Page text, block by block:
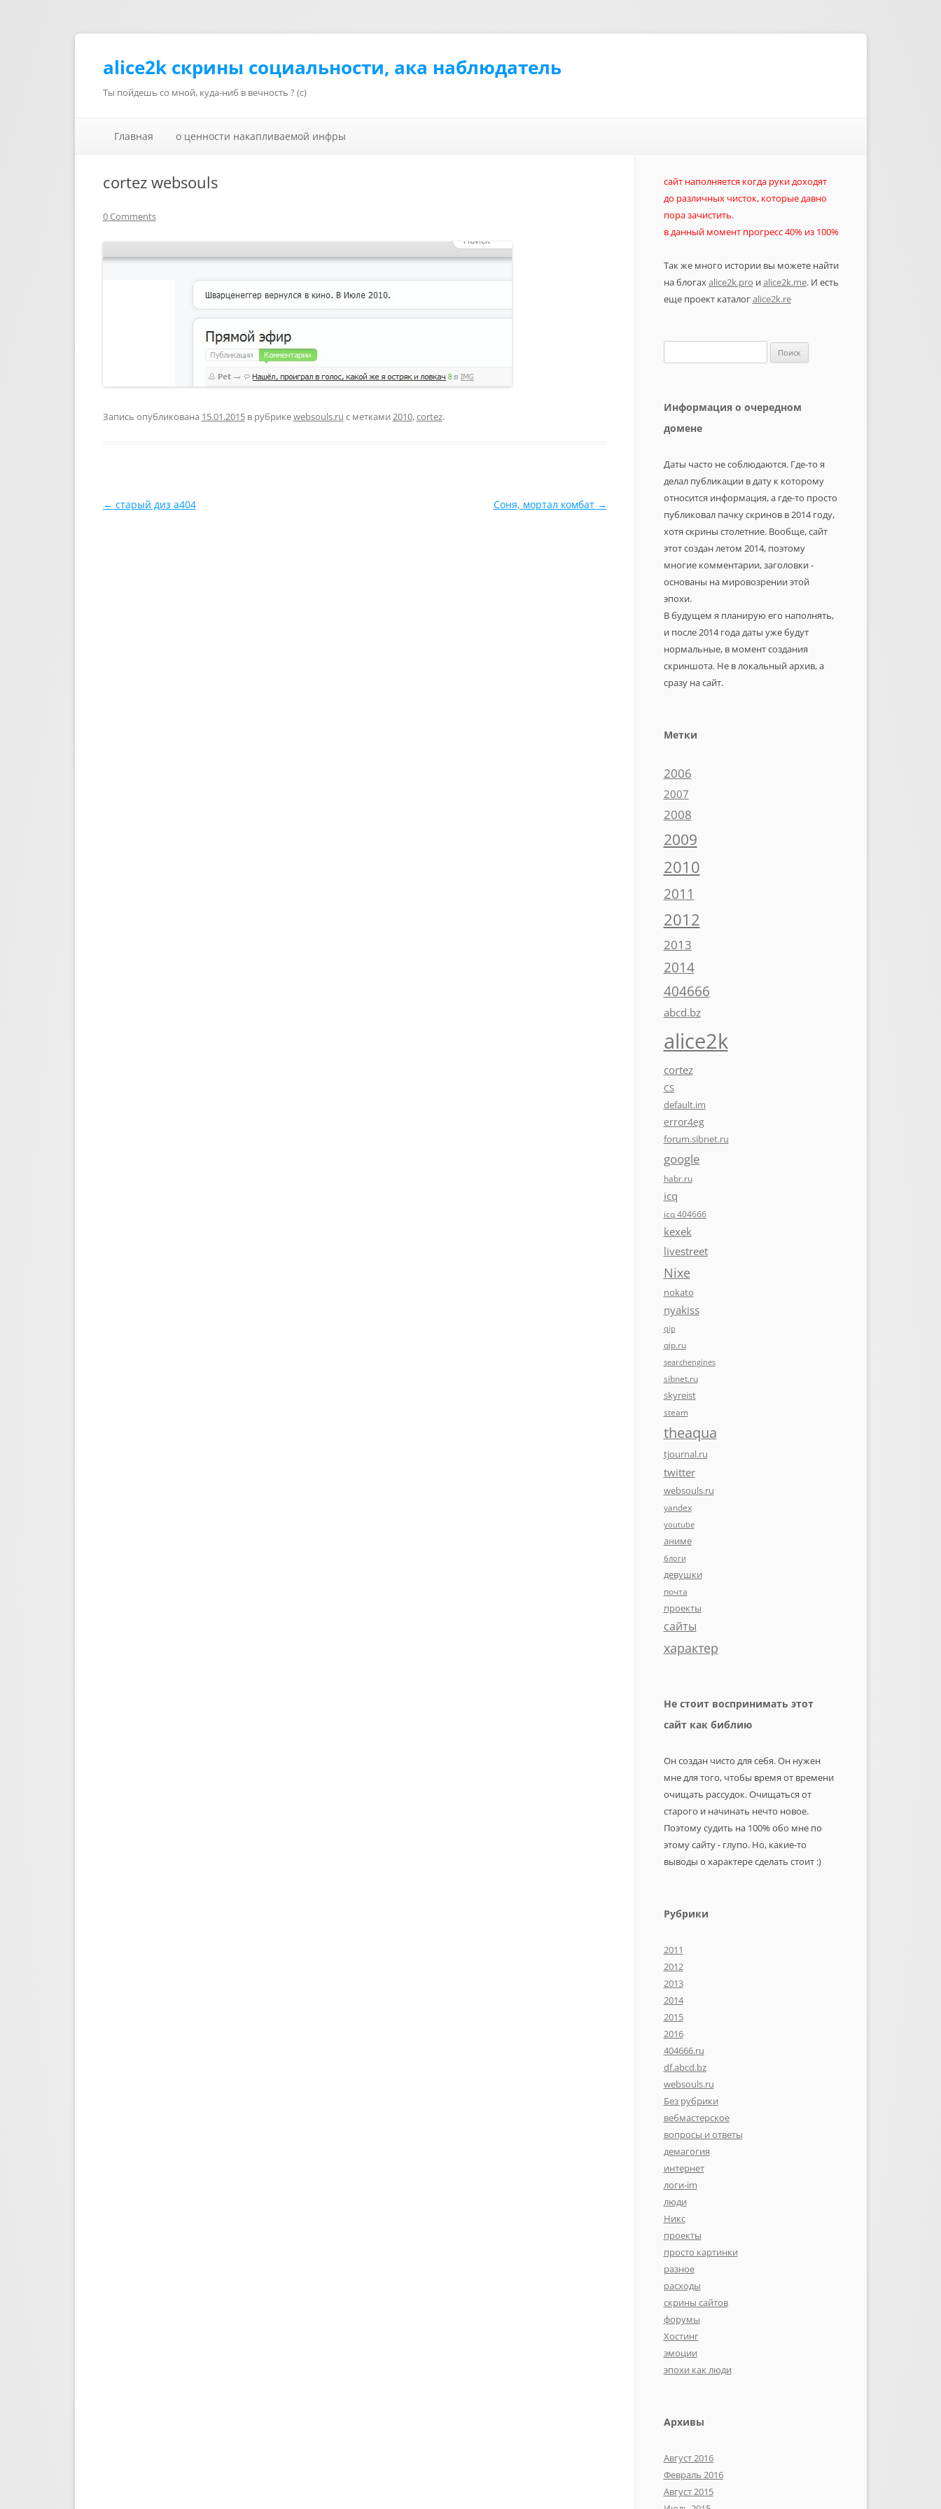
alice2k скрины социальности, ака наблюдатель
Ты пойдешь со мной, куда-ниб в вечность ? (с)
Главная
о ценности накапливаемой инфры
cortez websouls
0 Comments
Запись опубликована 15.01.2015в рубрикеwebsouls.ru с метками 2010,cortez.
Навигация по записям
← старый диз a404 Соня, мортал комбат →
сайт наполняется когда руки доходят
до различных чисток, которые давно
пора зачистить.
в данный момент прогресс 40% из 100%
Так же много истории вы можете найти
на блогахalice2k.pro иalice2k.me. И есть
еще проект каталогalice2k.re
Информация о очередном
домене
Даты часто не соблюдаются. Где-то я
делал публикации в дату к которому
относится информация, а где-то просто
публиковал пачку скринов в 2014 году,
хотя скрины столетние. Вообще, сайт
этот создан летом 2014, поэтому
многие комментарии, заголовки -
основаны на мировозрении этой
эпохи.
В будущем я планирую его наполнять,
и после 2014 года даты уже будут
нормальные, в момент создания
скриншота. Не в локальный архив, а
сразу на сайт.
Метки
2006
2007
2008
2009
2010
2011
2012
2013
2014
404666
abcd.bz
alice2k
cortez
CS
default.im
error4eg
forum.sibnet.ru
google
habr.ru
icq
icq 404666
kexek
livestreet
Nixe
nokato
nyakiss
qip
qip.ru
searchengines
sibnet.ru
skyreist
steam
theaqua
tjournal.ru
twitter
websouls.ru
yandex
youtube
аниме
блоги
девушки
почта
проекты
сайты
характер
Не стоит воспринимать этот
сайт как библию
Он создан чисто для себя. Он нужен
мне для того, чтобы время от времени
очищать рассудок. Очищаться от
старого и начинать нечто новое.
Поэтому судить на 100% обо мне по
этому сайту - глупо. Но, какие-то
выводы о характере сделать стоит :)
Рубрики
2011
2012
2013
2014
2015
2016
404666.ru
df.abcd.bz
websouls.ru
Без рубрики
вебмастерское
вопросы и ответы
демагогия
интернет
логи-im
люди
Никс
проекты
просто картинки
разное
расходы
скрины сайтов
форумы
Хостинг
эмоции
эпохи как люди
Архивы
Август 2016
Февраль 2016
Август 2015